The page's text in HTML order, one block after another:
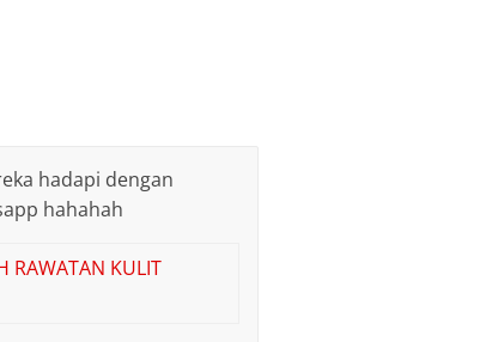
hadapi dengan
hahahah
RAWATAN KULIT